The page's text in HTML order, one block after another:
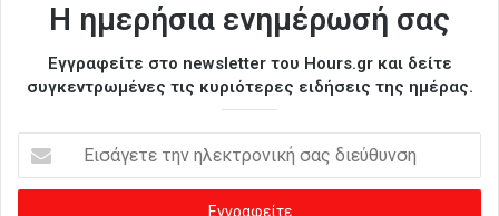
Η ημερήσια ενημέρωσή σας
Εγγραφείτε στο newsletter του Hours.gr και δείτε
συγκεντρωμένες τις κυριότερες ειδήσεις της ημέρας.
σ